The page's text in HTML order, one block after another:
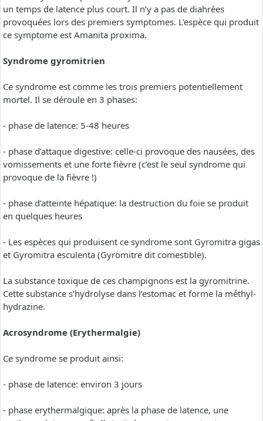
un temps de latence plus court. Il n’y a pas de diahrées
provoquées lors des premiers symptomes. L’espèce qui produit
ce symptome est Amanita proxima.
Syndrome gyromitrien
Ce syndrome est comme les trois premiers potentiellement
mortel. Il se déroule en 3 phases:
- phase de latence: 5-48 heures
- phase d’attaque digestive: celle-ci provoque des nausées, des
vomissements et une forte fièvre (c’est le seul syndrome qui
provoque de la fièvre !)
- phase d’atteinte hépatique: la destruction du foie se produit
en quelques heures
- Les espèces qui produisent ce syndrome sont Gyromitra gigas
et Gyromitra esculenta (Gyromitre dit comestible).
La substance toxique de ces champignons est la gyromitrine.
Cette substance s’hydrolyse dans l’estomac et forme la méthyl-
hydrazine.
Acrosyndrome (Erythermalgie)
Ce syndrome se produit ainsi:
- phase de latence: environ 3 jours
- phase erythermalgique: après la phase de latence, une